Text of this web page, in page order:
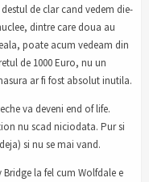
de clar cand vedem die-
dintre care doua au
poate acum vedeam din
de 1000 Euro, nu un
ar fi fost absolut inutila.
va deveni end of life.
nu scad niciodata. Pur si
si nu se mai vand.
la fel cum Wolfdale e